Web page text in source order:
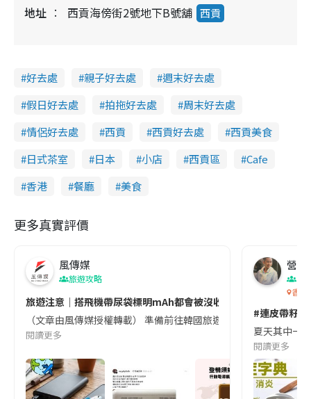
地址 西貢海傍街2號地下B號舖 西貢
好去處 親子好去處
週末好去處
假日好去處
拍拖好去處
周末好去處
情侶好去處
西貢 西貢好去處
西貢美食
日式茶室
日本 小店 西貢區
Cafe
香港
餐廳 美食
更多真實評價
風傳媒
旅遊攻略
旅遊注意｜搭飛機帶尿袋標明mAh都會被沒收😱出發前切記檢查
（文章由風傳媒授權轉載） 準備前往韓國旅遊的民眾，近期要
閱讀更多
營養
香港
#連皮帶籽
夏天其中一
閱讀更多